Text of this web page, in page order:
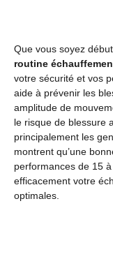
Que vous soyez
routine
votre sécurité et vos
aide à prévenir les
amplitude de
le risque de blessure
principalement les
montrent qu’une
performances de 15
efficacement votre
optimales.